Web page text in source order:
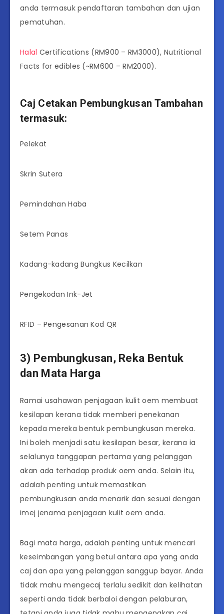
anda termasuk pendaftaran tambahan dan ujian
pematuhan.
Halal Certifications (RM900 – RM3000), Nutritional
Facts for edibles (~RM600 – RM2000).
Caj Cetakan Pembungkusan Tambahan
termasuk:
Pelekat
Skrin Sutera
Pemindahan Haba
Setem Panas
Kadang-kadang Bungkus Kecilkan
Pengekodan Ink-Jet
RFID – Pengesanan Kod QR
3) Pembungkusan, Reka Bentuk
dan Mata Harga
Ramai usahawan penjagaan kulit oem membuat
kesilapan kerana tidak memberi penekanan
kepada mereka bentuk pembungkusan mereka.
Ini boleh menjadi satu kesilapan besar, kerana ia
selalunya tanggapan pertama yang pelanggan
akan ada terhadap produk oem anda. Selain itu,
adalah penting untuk memastikan
pembungkusan anda menarik dan sesuai dengan
imej jenama penjagaan kulit oem anda.
Bagi mata harga, adalah penting untuk mencari
keseimbangan yang betul antara apa yang anda
caj dan apa yang pelanggan sanggup bayar. Anda
tidak mahu mengecaj terlalu sedikit dan kelihatan
seperti anda tidak berbaloi dengan pelaburan,